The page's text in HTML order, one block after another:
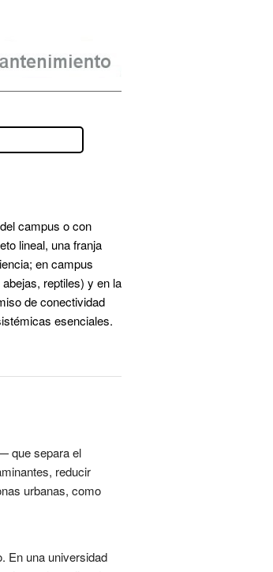
campus o con
lineal, una franja
en campus
reptiles) y en la
de conectividad
esenciales.
que separa el
reducir
urbanas, como
En una universidad